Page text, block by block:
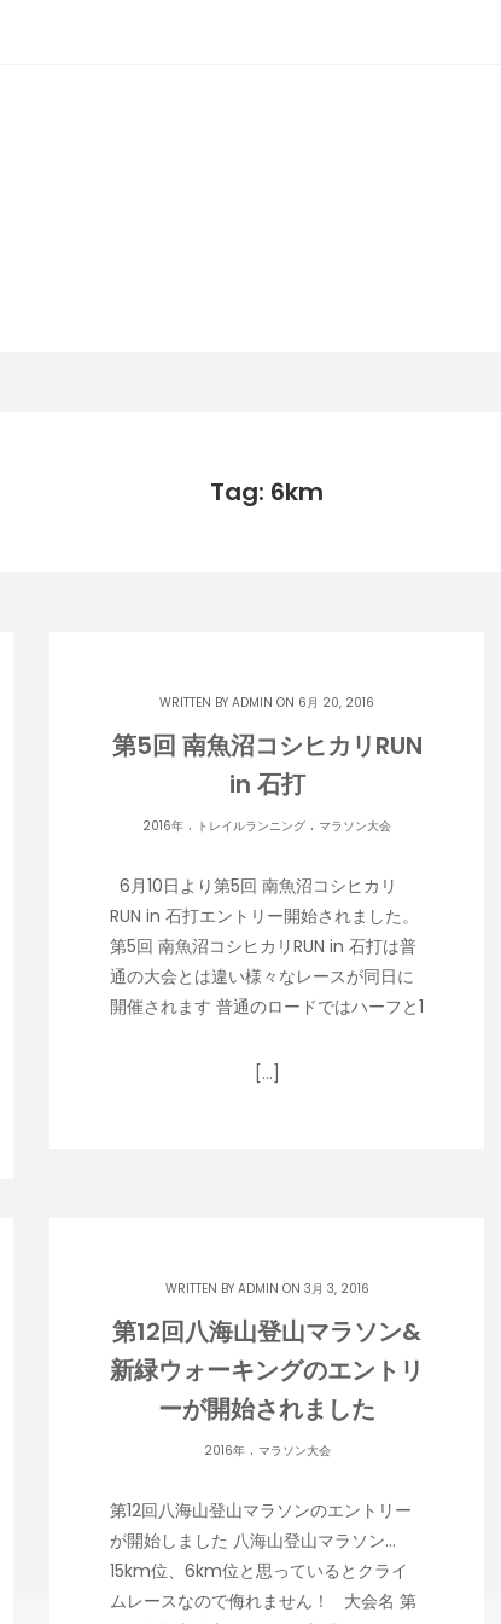
Tag: 6km
WRITTEN BY ADMIN ON 6月 20, 2016
第5回 南魚沼コシヒカリRUN
in 石打
2016年 . トレイルランニング . マラソン大会
6月10日より第5回 南魚沼コシヒカリ
RUN in 石打エントリー開始されました。
第5回 南魚沼コシヒカリRUN in 石打は普
通の大会とは違い様々なレースが同日に
開催されます 普通のロードではハーフと1
[…]
WRITTEN BY ADMIN ON 3月 3, 2016
第12回八海山登山マラソン&
新緑ウォーキングのエントリ
ーが開始されました
2016年. マラソン大会
第12回八海山登山マラソンのエントリー
が開始しました 八海山登山マラソン…
15km位、6km位と思っているとクライ
ムレースなので侮れません！ 大会名 第